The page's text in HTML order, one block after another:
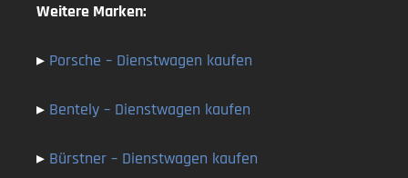
Weitere Marken:
▸ Porsche – Dienstwagen kaufen
▸ Bentely – Dienstwagen kaufen
▸ Bürstner – Dienstwagen kaufen